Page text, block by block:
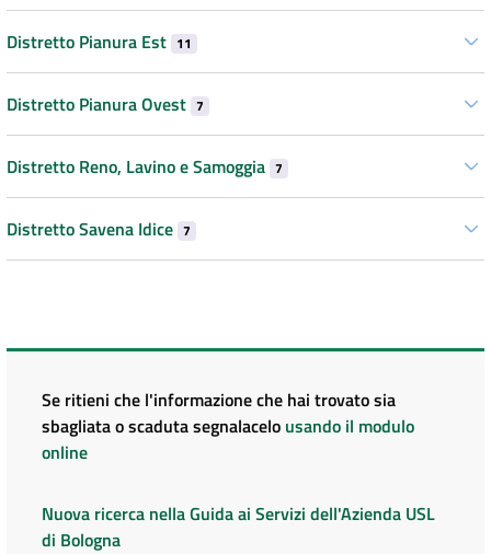
Distretto Pianura Est 11
Distretto Pianura Ovest 7
Distretto Reno, Lavino e Samoggia 7
Distretto Savena Idice 7
Se ritieni che l'informazione che hai trovato sia
sbagliata o scaduta segnalacelo usando il modulo
online
Nuova ricerca nella Guida ai Servizi dell'Azienda USL
di Bologna